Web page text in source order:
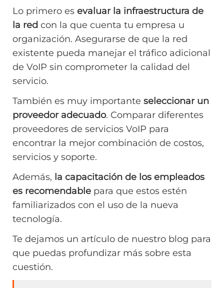
Lo primero es evaluar la infraestructura de
la red con la que cuenta tu empresa u
organización. Asegurarse de que la red
existente pueda manejar el tráfico adicional
de VoIP sin comprometer la calidad del
servicio.
También es muy importante seleccionar un
proveedor adecuado. Comparar diferentes
proveedores de servicios VoIP para
encontrar la mejor combinación de costos,
servicios y soporte.
Además, la capacitación de los empleados
es recomendable para que estos estén
familiarizados con el uso de la nueva
tecnología.
Te dejamos un artículo de nuestro blog para
que puedas profundizar más sobre esta
cuestión.